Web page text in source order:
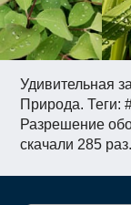
Удивительная
Природа. Теги:
Разрешение
скачали 285 раз.